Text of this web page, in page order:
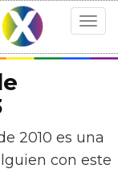
Toggle
2010 es una
con este